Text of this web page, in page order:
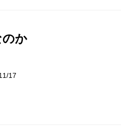
のか
17